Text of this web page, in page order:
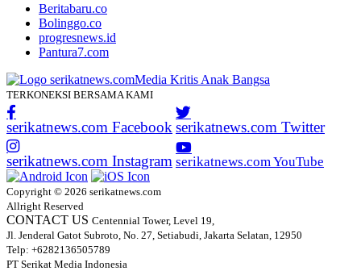
Beritabaru.co
Bolinggo.co
progresnews.id
Pantura7.com
TERKONEKSI BERSAMA KAMI
serikatnews.com Facebook serikatnews.com Twitter
serikatnews.com Instagram serikatnews.com YouTube
Copyright © 2026 serikatnews.com
Allright Reserved
CONTACT US Centennial Tower, Level 19,
Jl. Jenderal Gatot Subroto, No. 27, Setiabudi, Jakarta Selatan, 12950
Telp: +6282136505789
PT Serikat Media Indonesia